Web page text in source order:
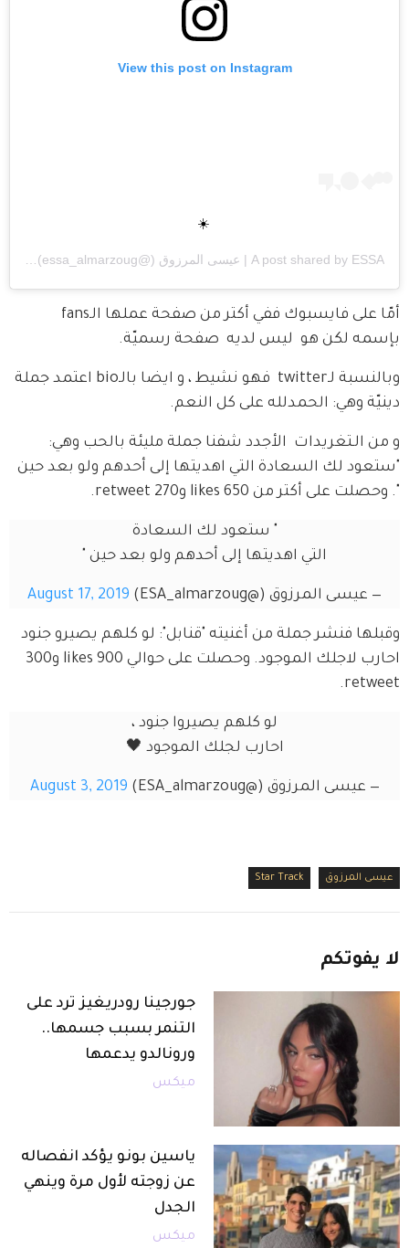
View this post on Instagram
☀️
A post shared by ESSA | عيسى المرزوق (@essa_almarzoug) on
بإسمه لكن هو  ليس لديه  صفحة رسميّة.
وبالنسبة لـtwitter  فهو نشيط ، و ايضا بالـbio اعتمد جملة
دينيّة وهي: الحمدلله على كل النعم.
و من الـتغريدات  الأجدد شفنا جملة مليئة بالحب وهي:
"ستعود لك السعادة التي اهديتها إلى أحدهم ولو بعد حين
". وحصلت على أكتر من 650 likes و270 retweet.
" ستعود لك السعادة
التي اهديتها إلى أحدهم ولو بعد حين "
— عيسى المرزوق (@ESA_almarzoug) August 17, 2019
وقبلها فنشر جملة من أغنيته "قنابل": لو كلهم يصيرو جنود
retweet.
لو كلهم يصيروا جنود ،
احارب لجلك الموجود 🖤
— عيسى المرزوق (@ESA_almarzoug) August 3, 2019
عيسى المرزوق Star Track
لا يفوتكم
جورجينا رودريغيز ترد على
التنمر بسبب جسمها..
ورونالدو يدعمها
ميكس
ياسين بونو يؤكد انفصاله
عن زوجته لأول مرة وينهي
الجدل
ميكس